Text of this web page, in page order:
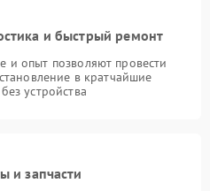
и быстрый ремонт
опыт позволяют провести
в кратчайшие
устройства
и запчасти